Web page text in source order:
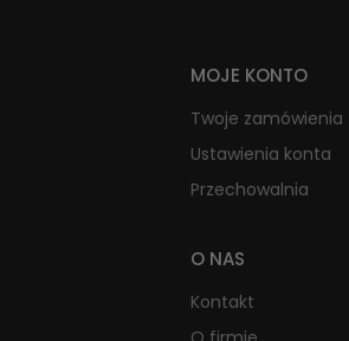
MOJE KONTO
Twoje zamówienia
Ustawienia konta
Przechowalnia
O NAS
Kontakt